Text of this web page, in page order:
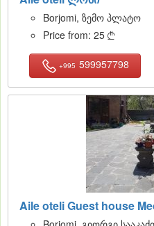
Borjomi, ზემო პლატო
Price from: 25 
+995 599957798
Aile oteli Guest house